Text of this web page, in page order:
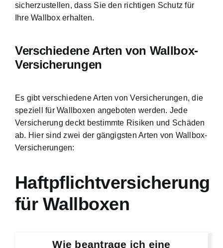
sicherzustellen, dass Sie den richtigen Schutz für
Ihre Wallbox erhalten.
Verschiedene Arten von Wallbox-
Versicherungen
Es gibt verschiedene Arten von Versicherungen, die
speziell für Wallboxen angeboten werden. Jede
Versicherung deckt bestimmte Risiken und Schäden
ab. Hier sind zwei der gängigsten Arten von Wallbox-
Versicherungen:
Haftpflichtversicherung
für Wallboxen
Wie beantrage ich eine